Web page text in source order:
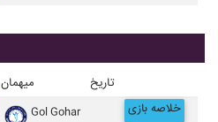
میهمان تاریخ
Gol Gohar خلاصه بازی